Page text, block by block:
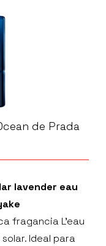
de Prada
lavender eau
fragancia L’eau
Ideal para